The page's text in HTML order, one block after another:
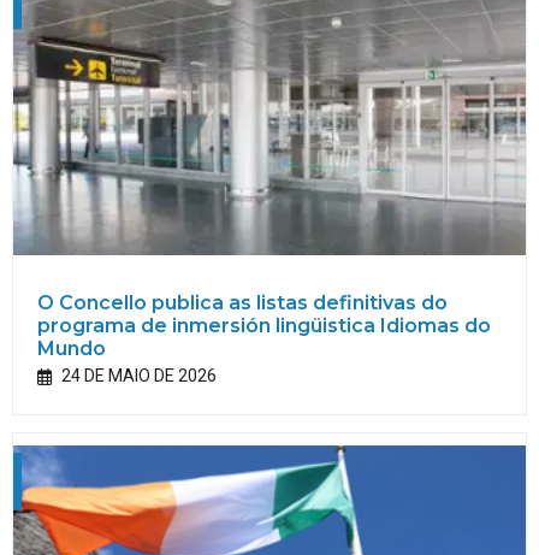
O Concello publica as listas definitivas do
programa de inmersión lingüistica Idiomas do
Mundo
24 DE MAIO DE 2026